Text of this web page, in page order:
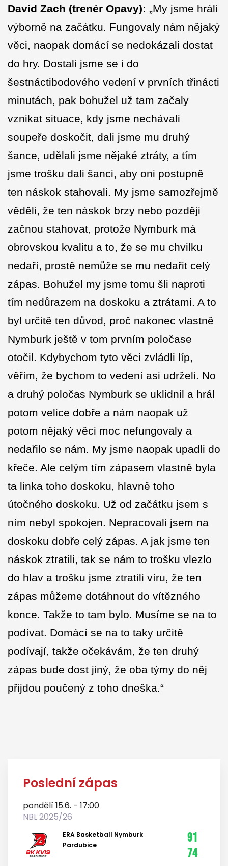
David Zach (trenér Opavy): „My jsme hráli
výborně na začátku. Fungovaly nám nějaký
věci, naopak domácí se nedokázali dostat
do hry. Dostali jsme se i do
šestnáctibodového vedení v prvních třinácti
minutách, pak bohužel už tam začaly
vznikat situace, kdy jsme nechávali
soupeře doskočit, dali jsme mu druhý
šance, udělali jsme nějaké ztráty, a tím
jsme trošku dali šanci, aby oni postupně
ten náskok stahovali. My jsme samozřejmě
věděli, že ten náskok brzy nebo později
začnou stahovat, protože Nymburk má
obrovskou kvalitu a to, že se mu chvilku
nedaří, prostě nemůže se mu nedařit celý
zápas. Bohužel my jsme tomu šli naproti
tím nedůrazem na doskoku a ztrátami. A to
byl určitě ten důvod, proč nakonec vlastně
Nymburk ještě v tom prvním poločase
otočil. Kdybychom tyto věci zvládli líp,
věřím, že bychom to vedení asi udrželi. No
a druhý poločas Nymburk se uklidnil a hrál
potom velice dobře a nám naopak už
potom nějaký věci moc nefungovaly a
nedařilo se nám. My jsme naopak upadli do
křeče. Ale celým tím zápasem vlastně byla
ta linka toho doskoku, hlavně toho
útočného doskoku. Už od začátku jsem s
ním nebyl spokojen. Nepracovali jsem na
doskoku dobře celý zápas. A jak jsme ten
náskok ztratili, tak se nám to trošku vlezlo
do hlav a trošku jsme ztratili víru, že ten
zápas můžeme dotáhnout do vítězného
konce. Takže to tam bylo. Musíme se na to
podívat. Domácí se na to taky určitě
podívají, takže očekávám, že ten druhý
zápas bude dost jiný, že oba týmy do něj
přijdou poučený z toho dneška.“
Poslední zápas
pondělí 15.6. - 17:00
NBL 2025/26
ERA Basketball Nymburk
Pardubice
91
74